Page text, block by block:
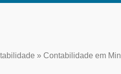
» Contabilidade em